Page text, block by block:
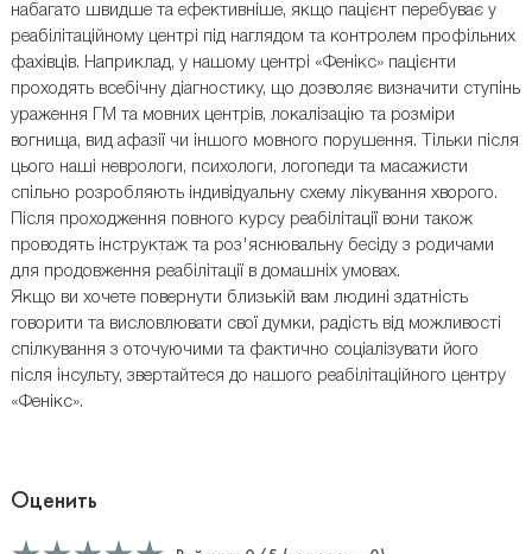
набагато швидше та ефективніше, якщо пацієнт перебуває у
реабілітаційному центрі під наглядом та контролем профільних
фахівців. Наприклад, у нашому центрі «Фенікс» пацієнти
проходять всебічну діагностику, що дозволяє визначити ступінь
ураження ГМ та мовних центрів, локалізацію та розміри
вогнища, вид афазії чи іншого мовного порушення. Тільки після
цього наші неврологи, психологи, логопеди та масажисти
спільно розробляють індивідуальну схему лікування хворого.
Після проходження повного курсу реабілітації вони також
проводять інструктаж та роз'яснювальну бесіду з родичами
для продовження реабілітації в домашніх умовах.
Якщо ви хочете повернути близькій вам людині здатність
говорити та висловлювати свої думки, радість від можливості
спілкування з оточуючими та фактично соціалізувати його
після інсульту, звертайтеся до нашого реабілітаційного центру
«Фенікс».
Оценить